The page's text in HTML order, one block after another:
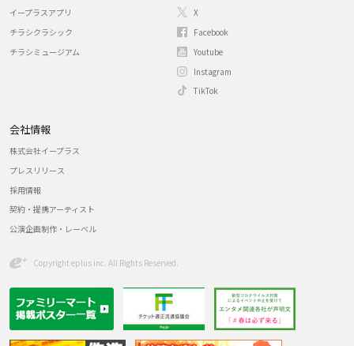
イープラスアプリ
チラシクラシック
チラシミュージアム
X
Facebook
Youtube
Instagram
TikTok
会社情報
株式会社イープラス
プレスリリース
採用情報
契約・提携アーティスト
公演企画制作・レーベル
Copyright eplus inc. All Rights Reserved.